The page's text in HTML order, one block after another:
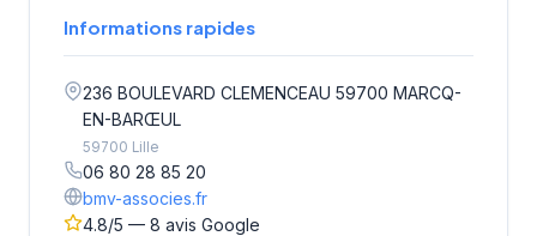
Informations rapides
236 BOULEVARD CLEMENCEAU 59700 MARCQ-
EN-BARŒUL
59700 Lille
06 80 28 85 20
bmv-associes.fr
4.8/5 — 8 avis Google